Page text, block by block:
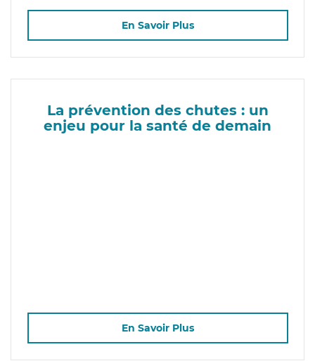
En Savoir Plus
La prévention des chutes : un
enjeu pour la santé de demain
En Savoir Plus